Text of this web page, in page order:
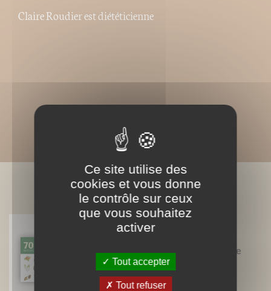
Claire Roudier est diététicienne
BIBLIOGRAPHIE
70 recettes pour être en forme
Claire Roudier
Béatrice Vigot-Lagandré
Ce site utilise des
cookies et vous donne
le contrôle sur ceux
que vous souhaitez
activer
Tout accepter
Tout refuser